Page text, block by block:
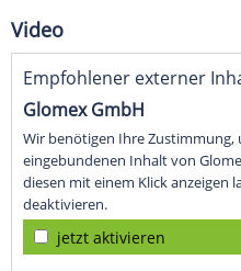
Video
Empfohlener externer
Glomex GmbH
Wir benötigen Ihre
eingebundenen Inhalt von
diesen mit einem Klick anzeigen
deaktivieren.
jetzt aktivieren